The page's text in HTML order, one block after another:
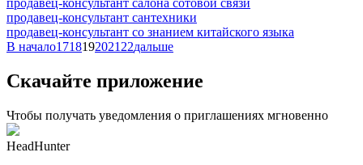
продавец-консультант сантехники
продавец-консультант со знанием китайского языка
В начало1718192021 22дальше
Скачайте приложение
Чтобы получать уведомления о приглашениях мгновенно
HeadHunter